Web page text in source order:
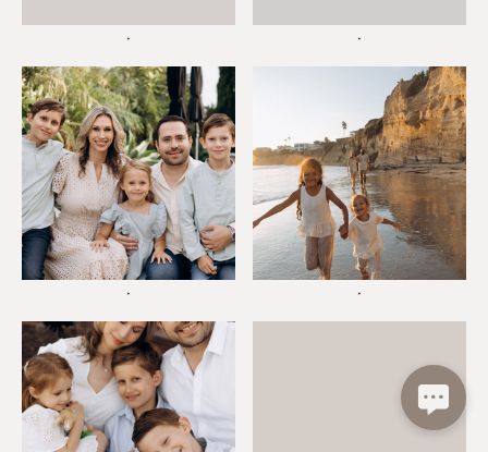
* *
* *